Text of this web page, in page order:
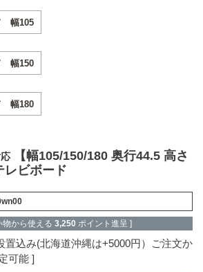
幅105
幅150
幅180
【幅105/150/180 奥行44.5 高さ
ビボード
物から使える 3,250 ポイント進呈 ]
置込み(北海道沖縄は+5000円）ご注文か
可能